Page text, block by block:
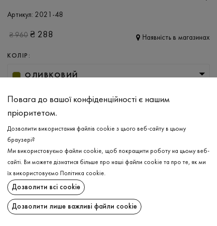
Артикул: 2021-48
₴960 ₴ 288 Наявність в магазинах
КОЛІР:
ОЛИВКОВИЙ
РОЗМІР
L XL
ДОДАТИ ДО КОШИКА
ОБЕРІТЬ РОЗМІР
Лонгслів
ДОДАТИ ДО КОШИКА
ОПИС
Повага до вашої конфіденційності є нашим
пріоритетом.
Дозволити використання файлів cookie з цього веб-сайту в цьому
браузері?
Ми використовуємо файли cookie, щоб покращити роботу на цьому веб-
сайті. Ви можете дізнатися більше про наші файли cookie та про те, як ми
їх використовуємо
Політика cookie.
Дозволити всі cookie
Дозволити лише важливі файли cookie